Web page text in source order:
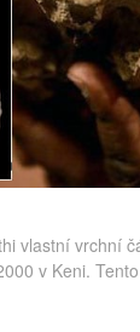
vlastní vrchní
v Keni.